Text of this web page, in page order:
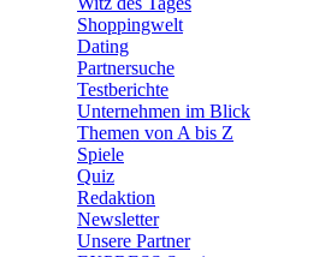
Shoppingwelt
Dating
Partnersuche
Testberichte
Unternehmen im Blick
Themen von A bis Z
Spiele
Quiz
Redaktion
Newsletter
Unsere Partner